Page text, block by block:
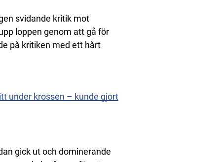
svidande kritik mot
loppen genom att gå för
på kritiken med ett hårt
under krossen – kunde gjort
gick ut och dominerande